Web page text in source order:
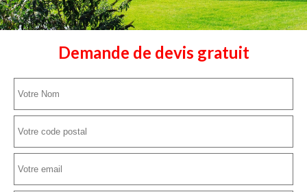
Demande de devis gratuit